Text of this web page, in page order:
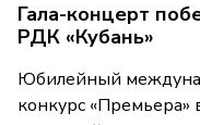
Гала-концерт
РДК «Кубань»
Юбилейный
конкурс «Премьера»